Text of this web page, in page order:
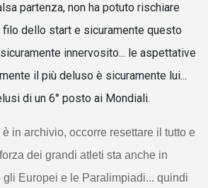
partenza, non ha potuto rischiare
filo dello start e sicuramente questo
innervosito... le aspettative
il più deluso è sicuramente lui...
di un 6° posto ai Mondiali.
è in archivio, occorre resettare il tutto e
dei grandi atleti sta anche in
gli Europei e le Paralimpiadi... quindi